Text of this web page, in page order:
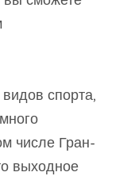
спорта,
числе Гран-
выходное